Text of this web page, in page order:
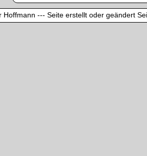
Hoffmann --- Seite erstellt oder geändert